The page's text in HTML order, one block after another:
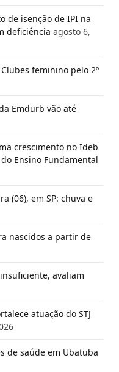
de isenção de IPI na
deficiência agosto 6,
feminino pelo 2º
Emdurb vão até
crescimento no Ideb
Ensino Fundamental
(06), em SP: chuva e
nascidos a partir de
avaliam
atuação do STJ
de saúde em Ubatuba